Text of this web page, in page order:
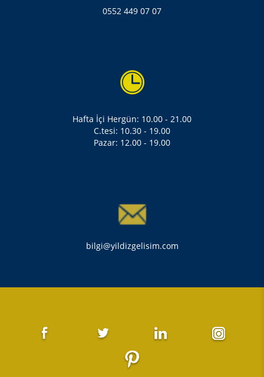
0552 449 07 07
Hafta İçi Hergün: 10.00 - 21.00
C.tesi: 10.30 - 19.00
Pazar: 12.00 - 19.00
bilgi@yildizgelisim.com